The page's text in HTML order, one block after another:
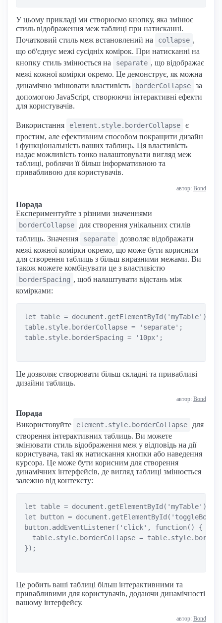
У цьому прикладі ми створюємо кнопку, яка змінює
стиль відображення меж таблиці при натисканні.
Початковий стиль меж встановлений на
collapse ,
що об'єднує межі сусідніх комірок. При натисканні на
кнопку стиль змінюється на
separate , що відображає
межі кожної комірки окремо. Це демонструє, як можна
динамічно змінювати властивість
borderCollapse
за
допомогою JavaScript, створюючи інтерактивні ефекти
для користувачів.
Використання element.style.borderCollapse
є
простим, але ефективним способом покращити дизайн
і функціональність ваших таблиць. Ця властивість
надає можливість тонко налаштовувати вигляд меж
таблиці, роблячи її більш інформативною та
привабливою для користувачів.
автор: Bond
Порада
Експериментуйте з різними значеннями
borderCollapse
для створення унікальних стилів
таблиць. Значення
separate
дозволяє відображати
межі кожної комірки окремо, що може бути корисним
для створення таблиць з більш виразними межами. Ви
також можете комбінувати це з властивістю
borderSpacing , щоб налаштувати відстань між
комірками:
let table = document.getElementById('myTable');
table.style.borderCollapse = 'separate';
table.style.borderSpacing = '10px';
Це дозволяє створювати більш складні та привабливі
дизайни таблиць.
автор: Bond
Порада
Використовуйте
element.style.borderCollapse
для
створення інтерактивних таблиць. Ви можете
змінювати стиль відображення меж у відповідь на дії
користувача, такі як натискання кнопки або наведення
курсора. Це може бути корисним для створення
динамічних інтерфейсів, де вигляд таблиці змінюється
залежно від контексту:
let table = document.getElementById('myTable');
let button =
button.addEventListener('click', function() {
table.style.borderCollapse =
});
Це робить ваші таблиці більш інтерактивними та
привабливими для користувачів, додаючи динамічності
вашому інтерфейсу.
автор: Bond